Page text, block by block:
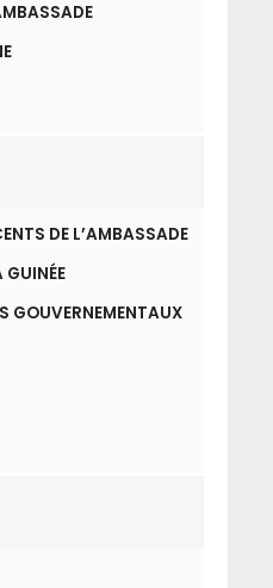
DE L’AMBASSADE
GUINÉE
GOUVERNEMENTAUX